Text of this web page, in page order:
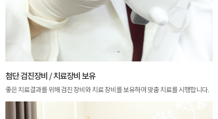
첨단 검진장비 / 치료장비 보유
좋은 치료결과를 위해 검진 장비와 치료 장비를 보유하여 맞춤 치료를 시행합니다.